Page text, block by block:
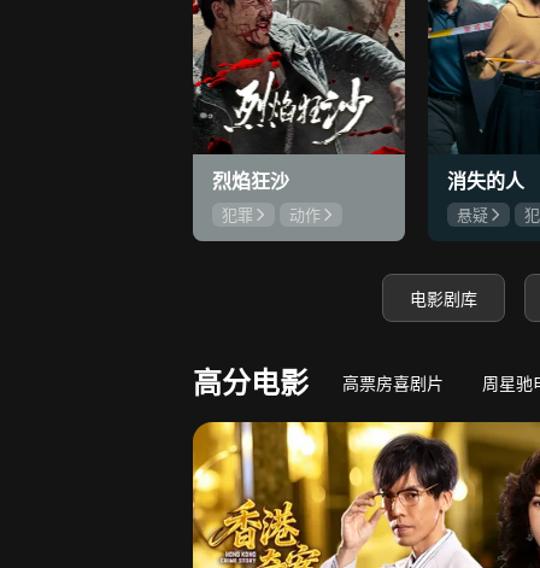
共92集
若熙传 8.2
王丽坤深陷权力斗争 守底线，方能
烈焰狂沙
犯罪
动作
刘俊孝
康磊
消失的人
悬疑
郑恺
电影剧库
高分电影 高票房喜剧片 周星驰